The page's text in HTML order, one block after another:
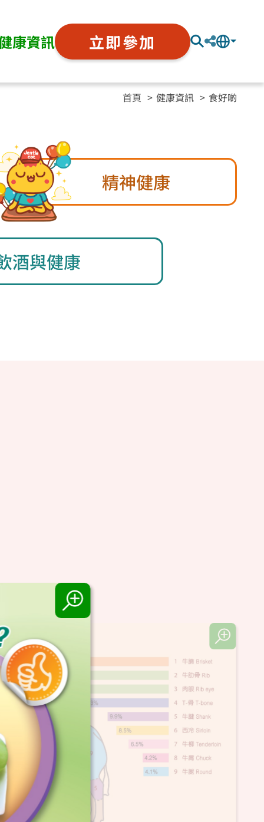
康資訊 立即參加
首頁 健康資訊 食好啲
精神健康
酒與健康